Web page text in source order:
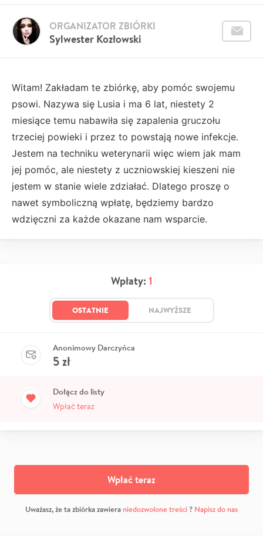
Sylwester Kozłowski
ORGANIZATOR ZBIÓRKI
Witam! Zakładam te zbiórkę, aby pomóc swojemu
psowi. Nazywa się Lusia i ma 6 lat, niestety 2
miesiące temu nabawiła się zapalenia gruczołu
trzeciej powieki i przez to powstają nowe infekcje.
Jestem na techniku weterynarii więc wiem jak mam
jej pomóc, ale niestety z uczniowskiej kieszeni nie
jestem w stanie wiele zdziałać. Dlatego proszę o
nawet symboliczną wpłatę, będziemy bardzo
wdzięczni za każde okazane nam wsparcie.
Wpłaty: 1
OSTATNIE NAJWYŻSZE
Anonimowy Darczyńca
5zł
Dołącz do listy
Wpłać teraz
Wpłać teraz
Uważasz, że ta zbiórka zawiera niedozwolone treści? Napisz do nas